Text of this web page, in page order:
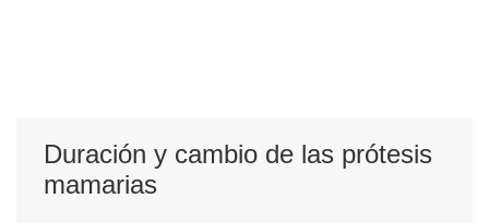
Duración y cambio de las prótesis
mamarias